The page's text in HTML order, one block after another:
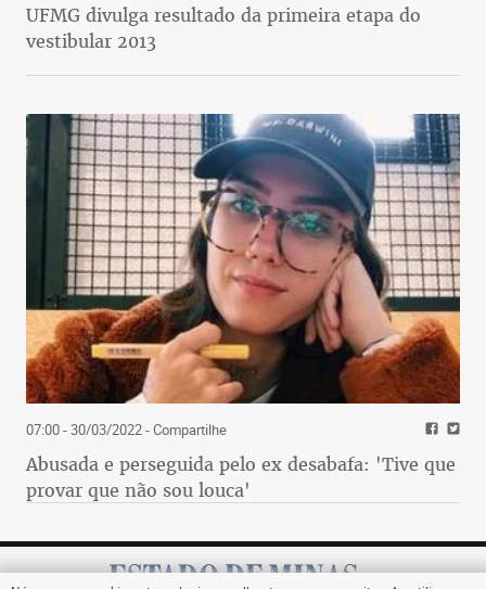
UFMG divulga resultado da primeira etapa do
vestibular 2013
07:00 - 30/03/2022- Compartilhe
Abusada e perseguida pelo ex desabafa: 'Tive que
provar que não sou louca'